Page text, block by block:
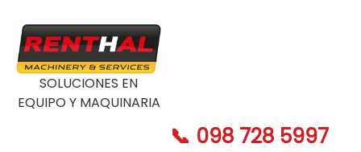
SOLUCIONES EN
EQUIPO Y MAQUINARIA
📞 098 728 5997